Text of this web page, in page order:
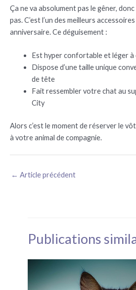
Ça ne va absolument pas le gêner,
pas. C’est l’un des meilleurs
anniversaire. Ce déguisement :
Est hyper confortable et léger à
Dispose d’une taille unique
de tête
Fait ressembler votre chat au
City
Alors c’est le moment de réserver le
à votre animal de compagnie.
← Article précédent
Publications